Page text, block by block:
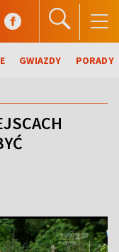
GWIAZDY PORADY